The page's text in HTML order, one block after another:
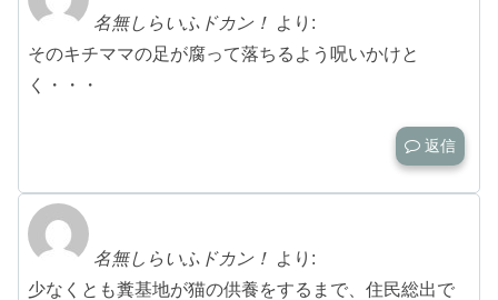
名無しらいふドカン！ より:
そのキチママの足が腐って落ちるよう呪いかけと
く・・・
返信
名無しらいふドカン！ より:
少なくとも糞基地が猫の供養をするまで、住民総出で